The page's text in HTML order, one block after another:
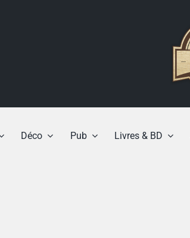
Déco Pub Livres & BD